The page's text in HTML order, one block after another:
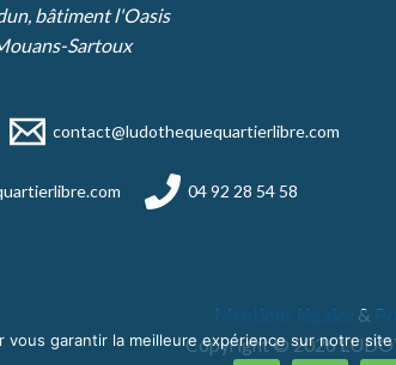
bâtiment l'Oasis
Sartoux
contact@ludothequequartierlibre.com
04 92 28 54 58
Mentions légales &
Copyright © 2026
vous garantir la meilleure expérience sur notre